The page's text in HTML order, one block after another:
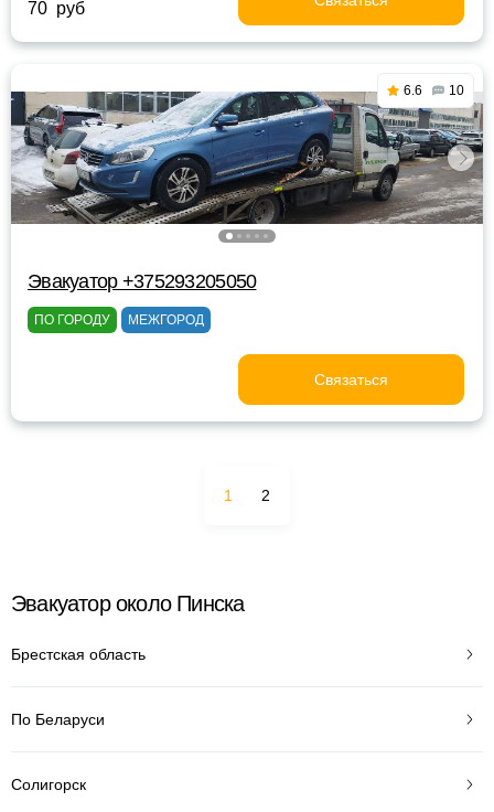
70 руб
6.6 10
Эвакуатор +375293205050
ПО ГОРОДУ МЕЖГОРОД
Связаться
1 2
Эвакуатор около Пинска
Брестская область
По Беларуси
Солигорск